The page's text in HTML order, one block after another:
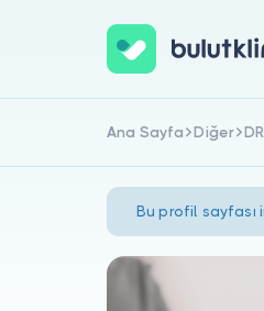
Ana Sayfa Diğer
Bu profil